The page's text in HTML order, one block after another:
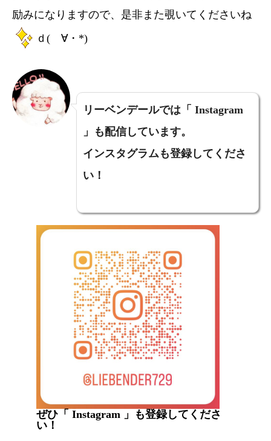
励みになりますので、是非また覗いてくださいね
ｄ(ゝ∀・*)
リーベンデールでは「 Instagram
」も配信しています。
インスタグラムも登録してくださ
い！
ぜひ「 Instagram 」も登録してくださ
い！